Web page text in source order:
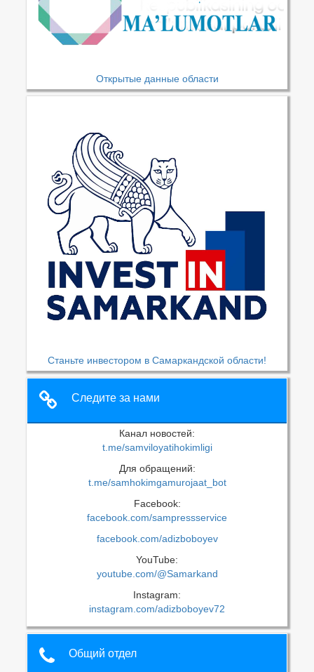
Открытые данные области
Станьте инвестором в Самаркандской области!
Следите за нами
Канал новостей:
t.me/samviloyatihokimligi
Для обращений:
t.me/samhokimgamurojaat_bot
Facebook:
facebook.com/sampressservice
facebook.com/adizboboyev
YouTube:
youtube.com/@Samarkand
Instagram:
instagram.com/adizboboyev72
Общий отдел